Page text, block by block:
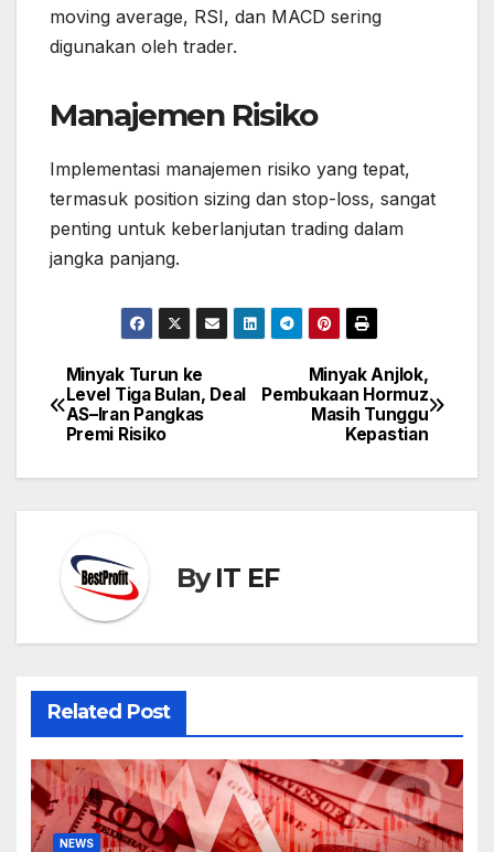
moving average, RSI, dan MACD sering
digunakan oleh trader.
Manajemen Risiko
Implementasi manajemen risiko yang tepat,
termasuk position sizing dan stop-loss, sangat
penting untuk keberlanjutan trading dalam
jangka panjang.
Post
navigation
Minyak Anjlok,
Pembukaan Hormuz
Masih Tunggu
Kepastian
Minyak Turun ke
Level Tiga Bulan, Deal
AS–Iran Pangkas
Premi Risiko
ByIT EF
Related Post
NEWS